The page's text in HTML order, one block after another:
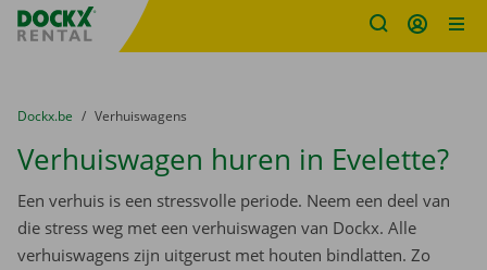
Fratello DEMO
U bevindt zich hier:
van
Dockx.be naar
Verhuiswagens
Verhuiswagen huren in Evelette?
Een verhuis is een stressvolle periode. Neem een deel van
die stress weg met een verhuiswagen van Dockx. Alle
verhuiswagens zijn uitgerust met houten bindlatten. Zo